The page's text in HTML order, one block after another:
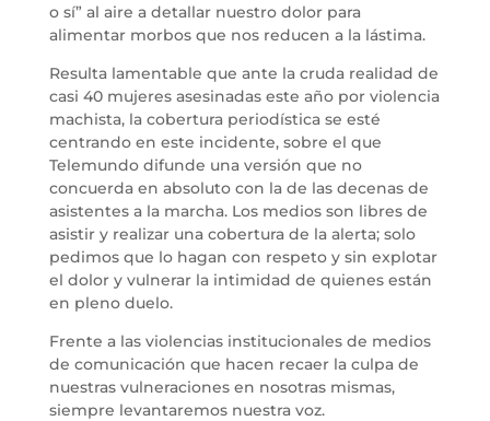
o sí” al aire a detallar nuestro dolor para
alimentar morbos que nos reducen a la lástima.
Resulta lamentable que ante la cruda realidad de
casi 40 mujeres asesinadas este año por violencia
machista, la cobertura periodística se esté
centrando en este incidente, sobre el que
Telemundo difunde una versión que no
concuerda en absoluto con la de las decenas de
asistentes a la marcha. Los medios son libres de
asistir y realizar una cobertura de la alerta; solo
pedimos que lo hagan con respeto y sin explotar
el dolor y vulnerar la intimidad de quienes están
en pleno duelo.
Frente a las violencias institucionales de medios
de comunicación que hacen recaer la culpa de
nuestras vulneraciones en nosotras mismas,
siempre levantaremos nuestra voz.